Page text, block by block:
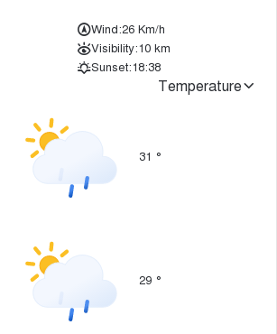
Wind:26 Km/h
Visibility:10 km
Sunset:18:38
Temperature
31 °
29 °